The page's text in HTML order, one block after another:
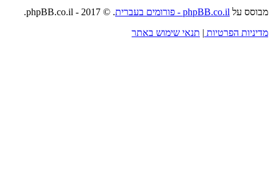
מבוסס על phpBB.co.il - פורומים בעברית
. © 2017 - phpBB.co.il.
מדיניות הפרטיות | תנאי שימוש באתר